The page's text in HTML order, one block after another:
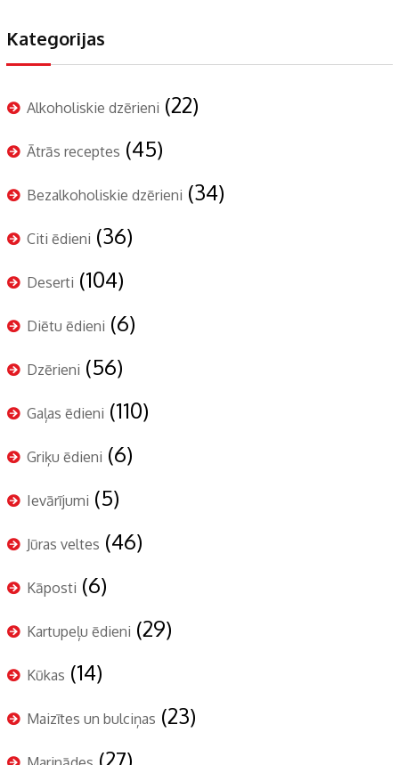
Kategorijas
Alkoholiskie dzērieni (22)
Ātrās receptes (45)
Bezalkoholiskie dzērieni (34)
Citi ēdieni (36)
Deserti (104)
Diētu ēdieni (6)
Dzērieni (56)
Gaļas ēdieni (110)
Griķu ēdieni (6)
Ievārījumi (5)
Jūras veltes (46)
Kāposti (6)
Kartupeļu ēdieni (29)
Kūkas (14)
Maizītes un bulciņas (23)